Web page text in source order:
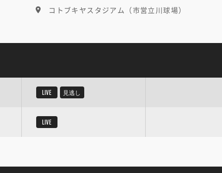
コトブキヤスタジアム（市営立川球場）
LIVE 見逃し
LIVE